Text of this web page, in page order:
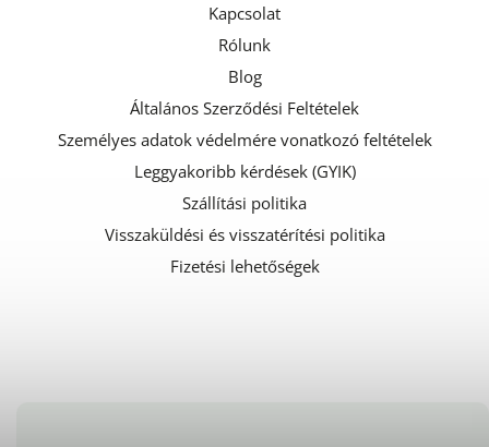
Kapcsolat
Rólunk
Blog
Általános Szerződési Feltételek
Személyes adatok védelmére vonatkozó feltételek
Leggyakoribb kérdések (GYIK)
Szállítási politika
Visszaküldési és visszatérítési politika
Fizetési lehetőségek